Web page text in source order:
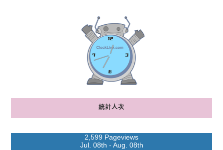
統計人次
2,599 Pageviews
Jul. 08th - Aug. 08th